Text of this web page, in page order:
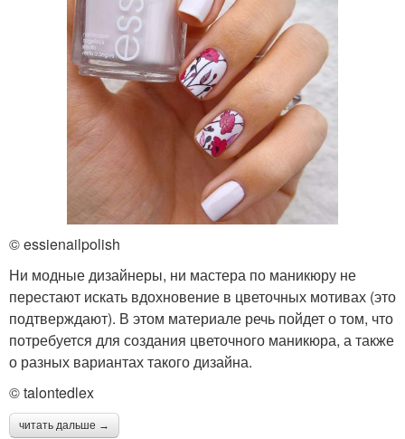
© essienailpolish
Ни модные дизайнеры, ни мастера по маникюру не
перестают искать вдохновение в цветочных мотивах (это
подтверждают). В этом материале речь пойдет о том, что
потребуется для создания цветочного маникюра, а также
о разных вариантах такого дизайна.
© talontedlex
читать дальше →